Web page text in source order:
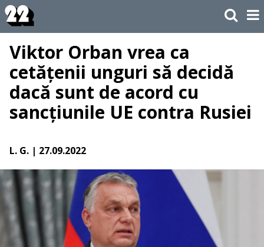
Viktor Orban vrea ca
cetățenii unguri să decidă
dacă sunt de acord cu
sancțiunile UE contra Rusiei
L. G. | 27.09.2022